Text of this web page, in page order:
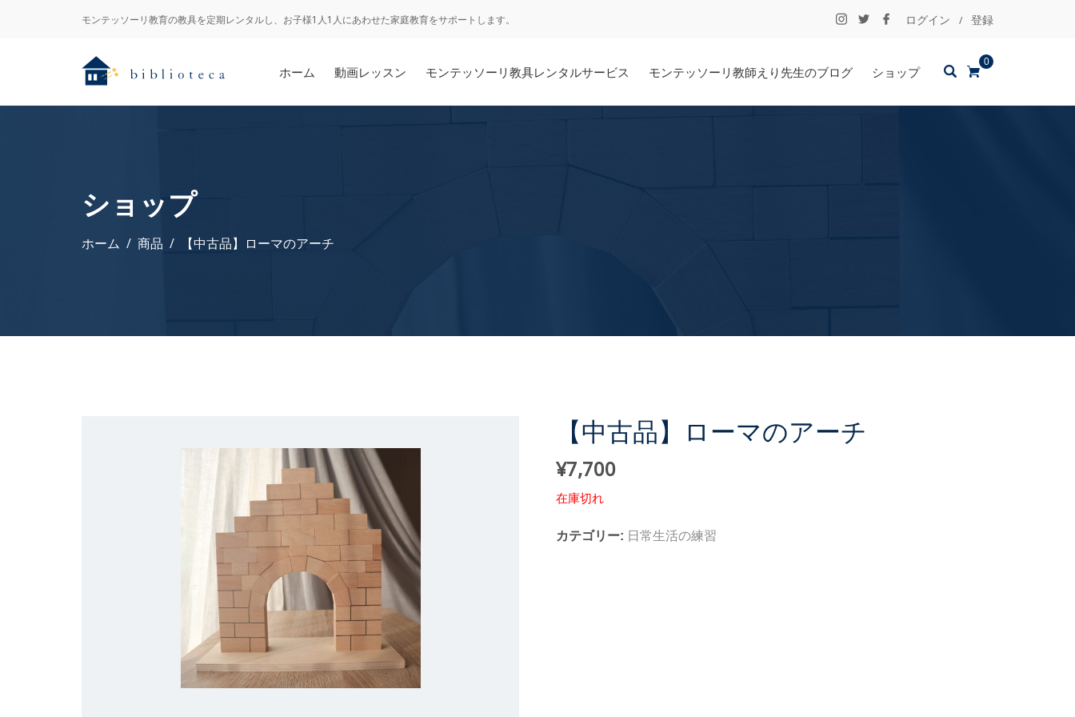
モンテッソーリ教育の教具を定期レンタルし、お子様1人1人にあわせた家庭教育をサポートします。 ログイン / 登録
0
ホーム 動画レッスン モンテッソーリ教具レンタルサービス モンテッソーリ教師えり先生のブログ ショップ
ショップ
ホーム 商品 【中古品】ローマのアーチ
【中古品】ローマのアーチ
¥7,700
在庫切れ
カテゴリー: 日常生活の練習